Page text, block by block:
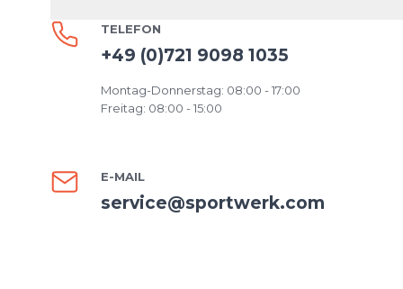
TELEFON
+49 (0)721 9098 1035
Montag-Donnerstag: 08:00 - 17:00
Freitag: 08:00 - 15:00
E-MAIL
service@sportwerk.com